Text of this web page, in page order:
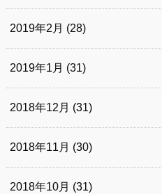
2019年2月 (28)
2019年1月 (31)
2018年12月 (31)
2018年11月 (30)
2018年10月 (31)